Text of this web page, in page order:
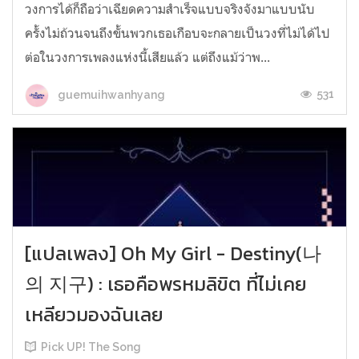
วงการได้ก็ถือว่าเฉียดความสำเร็จแบบจริงจังมาแบบนับ
ครั้งไม่ถ้วนจนถึงขั้นพวกเธอเกือบจะกลายเป็นวงที่ไม่ได้ไป
ต่อในวงการเพลงแห่งนี้เสียแล้ว แต่ถึงแม้ว่าพ...
guemuihwanhyang 531
[แปลเพลง] Oh My Girl - Destiny(나
의 지구) : เธอคือพรหมลิขิต ที่ไม่เคย
เหลียวมองฉันเลย
Pick UP! The Song